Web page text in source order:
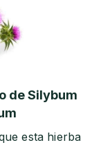
de Silybum
esta hierba